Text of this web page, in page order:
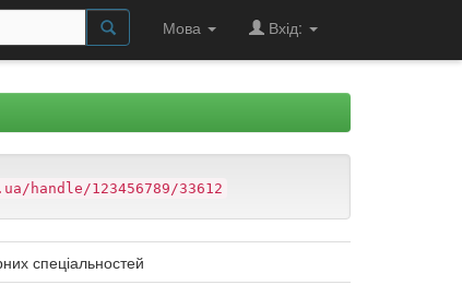
Мова Вхід:
handle/123456789/33612
спеціальностей